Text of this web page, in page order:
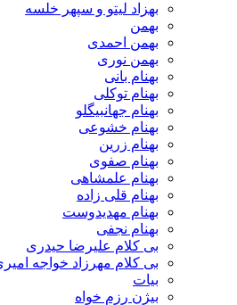
بهزاد لیتو و سپهر خلسه
بهمن
بهمن احمدی
بهمن نوری
بهنام بانی
بهنام توکلی
بهنام جهانبیگلو
بهنام خشوعی
بهنام زرین
بهنام صفوی
بهنام علمشاهی
بهنام قلی زاده
بهنام مهدیدوست
بهنام نجفی
بی کلام علیرضا حیدری
بی کلام مهرزاد خواجه امیری
بیات
بیژن رزم خواه